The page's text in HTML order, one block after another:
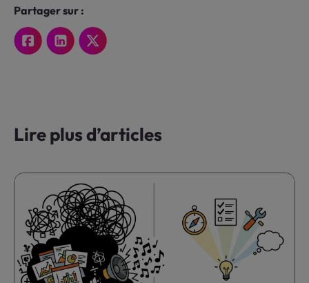
Partager sur :
Lire plus d’articles